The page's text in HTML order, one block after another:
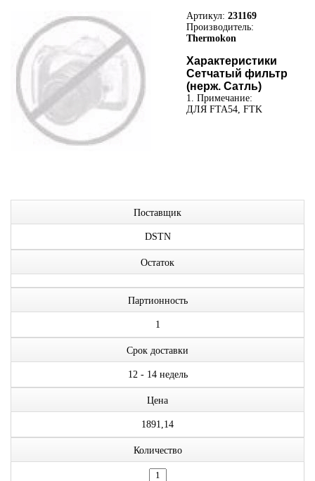
Артикул: 231169
Производитель:
Thermokon
Характеристики
Сетчатый фильтр
(нерж. Сатль)
1. Примечание:
ДЛЯ FTA54, FTK
Поставщик
DSTN
Остаток
Партионность
1
Срок доставки
12 - 14 недель
Цена
1891,14
Количество